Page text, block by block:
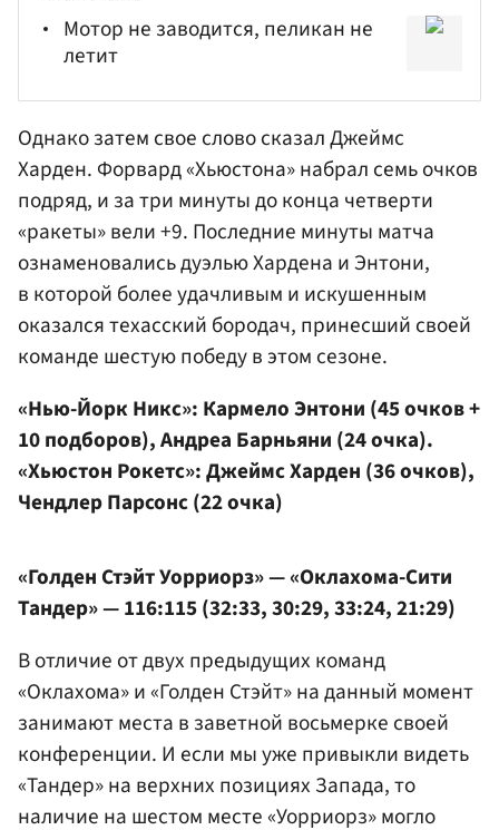
Мотор не заводится, пеликан не
летит
Однако затем свое слово сказал Джеймс
Харден. Форвард «Хьюстона» набрал семь очков
подряд, и за три минуты до конца четверти
«ракеты» вели +9. Последние минуты матча
ознаменовались дуэльюХардена и Энтони,
в которой более удачливым и искушенным
оказался техасский бородач, принесший своей
команде шестую победу в этом сезоне.
«Нью-Йорк Никс»: Кармело Энтони (45 очков +
10 подборов), Андреа Барньяни (24 очка).
«Хьюстон Рокетс»: Джеймс Харден (36 очков),
Чендлер Парсонс (22 очка)
«Голден Стэйт Уорриорз» — «Оклахома-Сити
Тандер» — 116:115 (32:33, 30:29, 33:24, 21:29)
В отличие от двух предыдущих команд
«Оклахома» и «Голден Стэйт» на данный момент
занимают места в заветной восьмерке своей
конференции. И если мы уже привыкли видеть
«Тандер» на верхних позициях Запада, то
наличие на шестом месте «Уорриорз» могло